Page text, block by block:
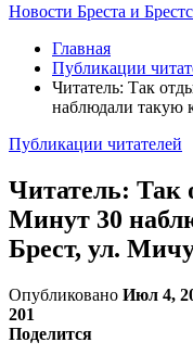
Новости Бреста и
Главная
Публикации
Читатель: Так
наблюдали такую
Публикации читателей
Читатель: Так
Минут 30
Брест, ул.
Опубликовано Июл 4,
201
Поделится